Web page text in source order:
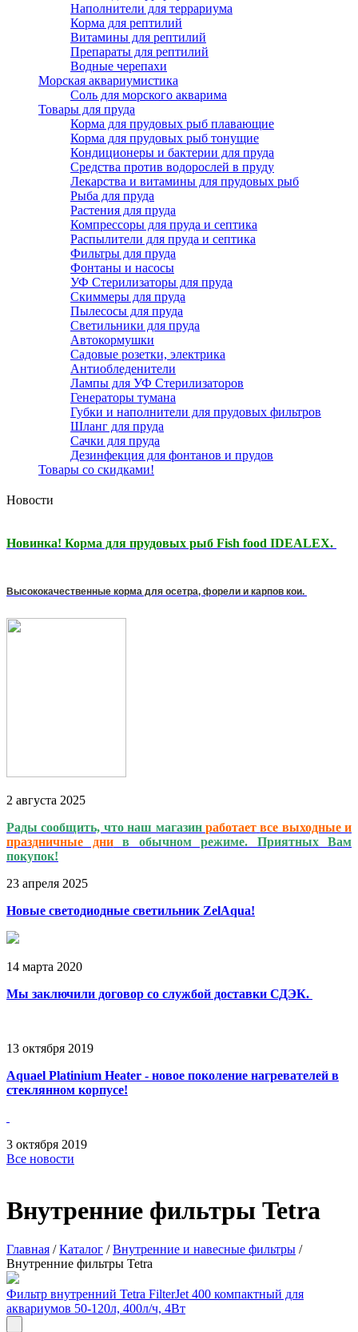
Наполнители для террариума
Корма для рептилий
Витамины для рептилий
Препараты для рептилий
Водные черепахи
Морская аквариумистика
Соль для морского акварима
Товары для пруда
Корма для прудовых рыб плавающие
Корма для прудовых рыб тонущие
Кондиционеры и бактерии для пруда
Средства против водорослей в пруду
Лекарства и витамины для прудовых рыб
Рыба для пруда
Растения для пруда
Компрессоры для пруда и септика
Распылители для пруда и септика
Фильтры для пруда
Фонтаны и насосы
УФ Стерилизаторы для пруда
Скиммеры для пруда
Пылесосы для пруда
Светильники для пруда
Автокормушки
Садовые розетки, электрика
Антиобледенители
Лампы для УФ Стерилизаторов
Генераторы тумана
Губки и наполнители для прудовых фильтров
Шланг для пруда
Сачки для пруда
Дезинфекция для фонтанов и прудов
Товары со скидками!
Новости
Новинка! Корма для прудовых рыб Fish food IDEALEX.
Высококачественные корма для осетра, форели и карпов кои.
2 августа 2025
Рады сообщить, что наш магазин работает все выходные и
праздничные днив обычном режиме. Приятных Вам
покупок!
23 апреля 2025
Новые светодиодные светильник ZelAqua!
14 марта 2020
Мы заключили договор со службой доставки СДЭК.
13 октября 2019
Aquael Platinium Heater - новое поколение нагревателей в
стеклянном корпусе!
3 октября 2019
Все новости
Внутренние фильтры Tetra
Главная /Каталог /Внутренние и навесные фильтры /
Внутренние фильтры Tetra
Фильтр внутренний Tetra FilterJet 400 компактный для
аквариумов 50-120л, 400л/ч, 4Вт